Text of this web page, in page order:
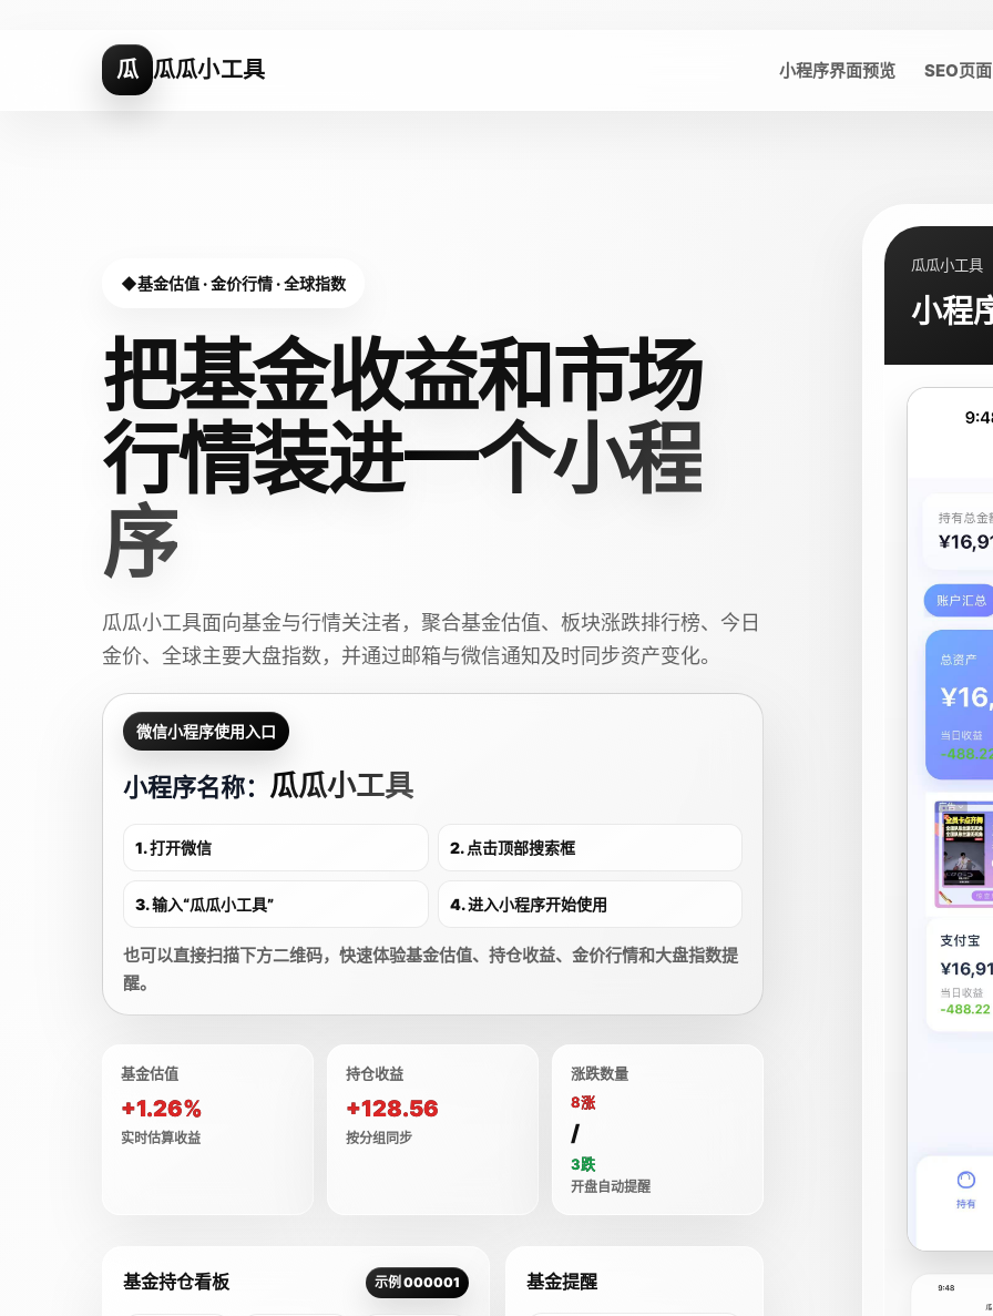
瓜 瓜瓜小工具 小程序界面预览 SEO页面
基金估值 · 金价行情 · 全球指数
把基金收益和市场
行情装进一个小程
序
瓜瓜小工具面向基金与行情关注者，聚合基金估值、板块涨跌排行榜、今日
金价、全球主要大盘指数，并通过邮箱与微信通知及时同步资产变化。
微信小程序使用入口
小程序名称： 瓜瓜小工具
1. 打开微信 2. 点击顶部搜索框
3. 输入“瓜瓜小工具” 4. 进入小程序开始使用
也可以直接扫描下方二维码，快速体验基金估值、持仓收益、金价行情和大盘指数提
醒。
基金估值
+1.26%
实时估算收益
持仓收益
+128.56
按分组同步
涨跌数量
8涨
/
3跌
开盘自动提醒
基金持仓看板 示例 000001 基金提醒
瓜瓜小工具
小程